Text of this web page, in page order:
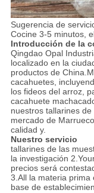
Sugerencia de
Cocine 3-5 minutos,
Introducción de la
Qingdao Opal
localizado en la
productos de
cacahuetes,
los fideos del arroz,
cacahuete
nuestros tallarines
mercado de
calidad y.
Nuestro servicio
tallarines de las
la investigación
precios será
3.All la materia
base de